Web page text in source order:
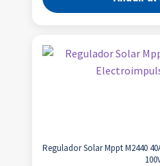
Regulador Solar Mppt M2440